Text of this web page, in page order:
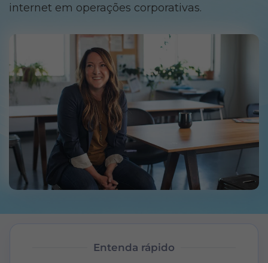
internet em operações corporativas.
Entenda rápido